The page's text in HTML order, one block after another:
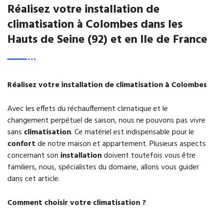
Réalisez votre installation de
climatisation à Colombes dans les
Hauts de Seine (92) et en Ile de France
Réalisez votre installation de climatisation à Colombes
Avec les effets du réchauffement climatique et le
changement perpétuel de saison, nous ne pouvons pas vivre
sans climatisation. Ce matériel est indispensable pour le
confortde notre maison et appartement. Plusieurs aspects
concernant son installationdoivent toutefois vous être
familiers, nous, spécialistes du domaine, allons vous guider
dans cet article.
Comment choisir votre climatisation ?